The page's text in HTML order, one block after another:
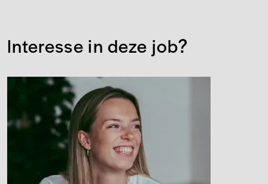
Interesse in deze job?